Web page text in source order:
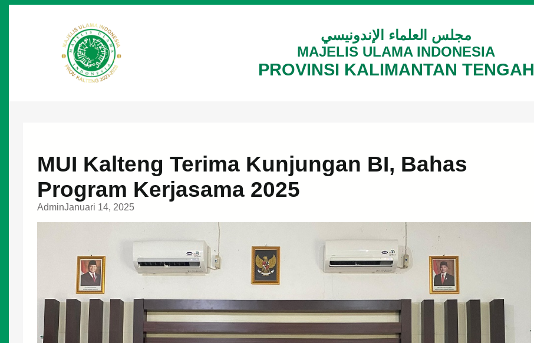
مجلس العلماء الإندونيسي
MAJELIS ULAMA INDONESIA
PROVINSI KALIMANTAN TENGAH
MUI Kalteng Terima Kunjungan BI, Bahas
Program Kerjasama 2025
AdminJanuari 14, 2025